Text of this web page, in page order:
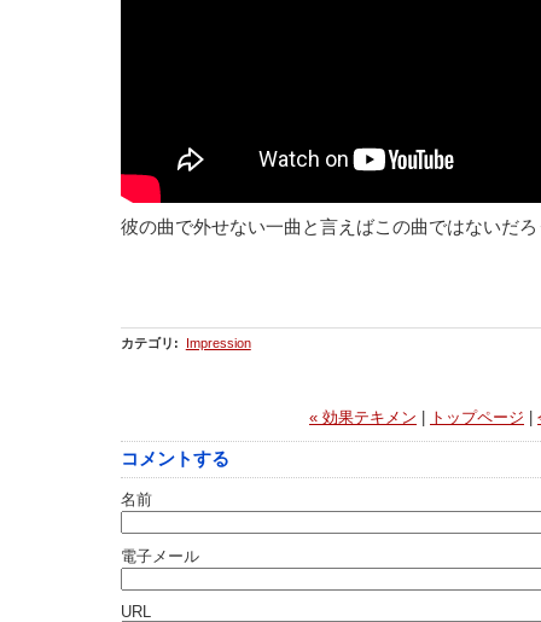
彼の曲で外せない一曲と言えばこの曲ではないだ
カテゴリ : Impression
« 効果テキメン | トップページ |
コメントする
名前
電子メール
URL